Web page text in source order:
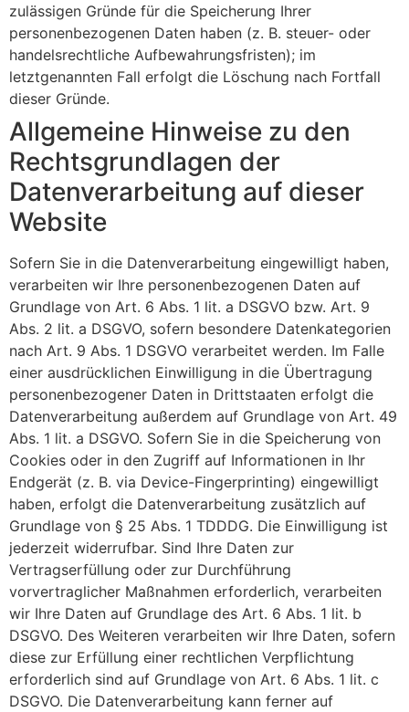
zulässigen Gründe für die Speicherung Ihrer
personenbezogenen Daten haben (z. B. steuer- oder
handelsrechtliche Aufbewahrungsfristen); im
letztgenannten Fall erfolgt die Löschung nach Fortfall
dieser Gründe.
Allgemeine Hinweise zu den
Rechtsgrundlagen der
Datenverarbeitung auf dieser
Website
Sofern Sie in die Datenverarbeitung eingewilligt haben,
verarbeiten wir Ihre personenbezogenen Daten auf
Grundlage von Art. 6 Abs. 1 lit. a DSGVO bzw. Art. 9
Abs. 2 lit. a DSGVO, sofern besondere Datenkategorien
nach Art. 9 Abs. 1 DSGVO verarbeitet werden. Im Falle
einer ausdrücklichen Einwilligung in die Übertragung
personenbezogener Daten in Drittstaaten erfolgt die
Datenverarbeitung außerdem auf Grundlage von Art. 49
Abs. 1 lit. a DSGVO. Sofern Sie in die Speicherung von
Cookies oder in den Zugriff auf Informationen in Ihr
Endgerät (z. B. via Device-Fingerprinting) eingewilligt
haben, erfolgt die Datenverarbeitung zusätzlich auf
Grundlage von § 25 Abs. 1 TDDDG. Die Einwilligung ist
jederzeit widerrufbar. Sind Ihre Daten zur
Vertragserfüllung oder zur Durchführung
vorvertraglicher Maßnahmen erforderlich, verarbeiten
wir Ihre Daten auf Grundlage des Art. 6 Abs. 1 lit. b
DSGVO. Des Weiteren verarbeiten wir Ihre Daten, sofern
diese zur Erfüllung einer rechtlichen Verpflichtung
erforderlich sind auf Grundlage von Art. 6 Abs. 1 lit. c
DSGVO. Die Datenverarbeitung kann ferner auf